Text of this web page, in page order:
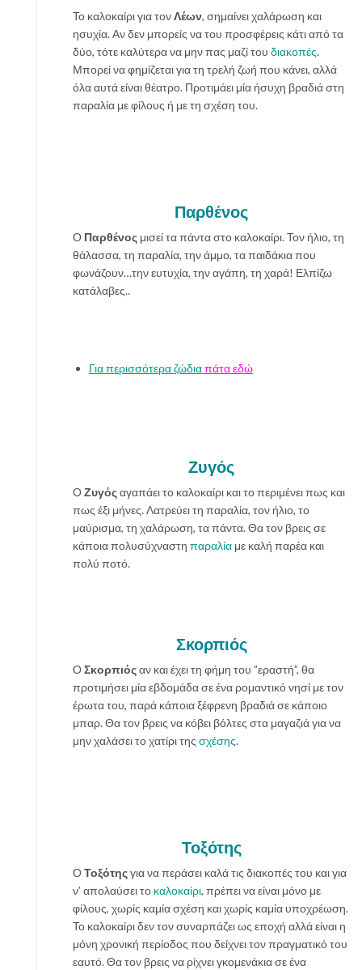
Το καλοκαίρι για τονΛέων, σημαίνει χαλάρωση και
ησυχία. Αν δεν μπορείς να του προσφέρεις κάτι από τα
δύο, τότε καλύτερα να μην πας μαζί του διακοπές.
Μπορεί να φημίζεται για τη τρελή ζωή που κάνει, αλλά
όλα αυτά είναι θέατρο. Προτιμάει μία ήσυχη βραδιά στη
παραλία με φίλους ή με τη σχέση του.
Παρθένος
Ο Παρθένος μισεί τα πάντα στο καλοκαίρι. Τον ήλιο, τη
θάλασσα, τη παραλία, την άμμο, τα παιδάκια που
φωνάζουν…την ευτυχία, την αγάπη, τη χαρά! Ελπίζω
κατάλαβες..
Για περισσότερα ζώδιαπάτα εδώ
Ζυγός
ΟΖυγόςαγαπάει το καλοκαίρι και το περιμένει πως και
πως έξι μήνες. Λατρεύει τη παραλία, τον ήλιο, το
μαύρισμα, τη χαλάρωση, τα πάντα. Θα τον βρεις σε
κάποια πολυσύχναστη παραλία με καλή παρέα και
πολύ ποτό.
Σκορπιός
ΟΣκορπιόςαν και έχει τη φήμη του ”εραστή”, θα
προτιμήσει μία εβδομάδα σε ένα ρομαντικό νησί με τον
έρωτα του, παρά κάποια ξέφρενη βραδιά σε κάποιο
μπαρ. Θα τον βρεις να κόβει βόλτες στα μαγαζιά για να
μην χαλάσει το χατίρι της σχέσης.
Τοξότης
ΟΤοξότηςγια να περάσει καλά τις διακοπές του και για
ν’ απολαύσει το καλοκαίρι, πρέπει να είναι μόνο με
φίλους, χωρίς καμία σχέση και χωρίς καμία υποχρέωση.
Το καλοκαίρι δεν τον συναρπάζει ως εποχή αλλά είναι η
μόνη χρονική περίοδος που δείχνει τον πραγματικό του
εαυτό. Θα τον βρεις να ρίχνει γκομενάκια σε ένα